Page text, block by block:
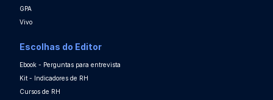
GPA
Vivo
Escolhas do Editor
Ebook - Perguntas para entrevista
Kit - Indicadores de RH
Cursos de RH